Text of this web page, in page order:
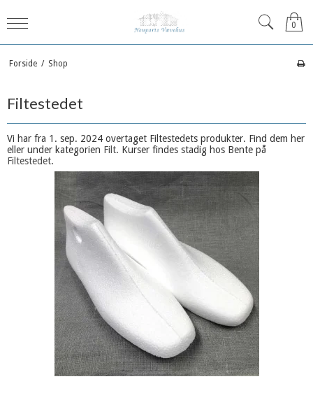
0
Forside / Shop
Filtestedet
Vi har fra 1. sep. 2024 overtaget Filtestedets produkter. Find dem her
eller under kategorien Filt. Kurser findes stadig hos Bente på
Filtestedet.